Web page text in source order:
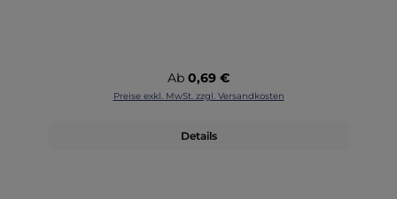
Regulärer Preis:
Ab 0,69 €
Preise exkl. MwSt. zzgl. Versandkosten
Details